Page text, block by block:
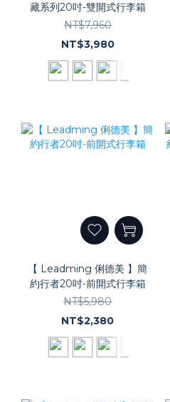
藏系列20吋-雙開式行李箱
NT$7,960
NT$3,980
【 Leadming 俐德美 】簡
約行者20吋-前開式行李箱
NT$5,980
NT$2,380